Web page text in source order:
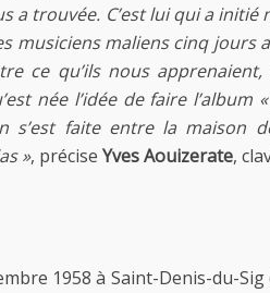
a trouvée. C’est lui qui a initié
musiciens maliens cinq jours
ce qu’ils nous
née l’idée de faire l’album
s’est faite entre la maison
», précise Yves Aouizerate,
1958 à Saint-Denis-du-